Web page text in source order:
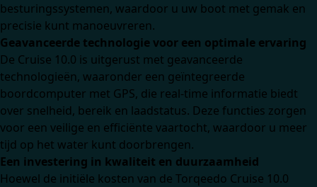
besturingssystemen, waardoor u uw boot met gemak en
precisie kunt manoeuvreren.
Geavanceerde technologie voor een optimale ervaring
De Cruise 10.0 is uitgerust met geavanceerde
technologieën, waaronder een geïntegreerde
boordcomputer met GPS, die real-time informatie biedt
over snelheid, bereik en laadstatus. Deze functies zorgen
voor een veilige en efficiënte vaartocht, waardoor u meer
tijd op het water kunt doorbrengen.
Een investering in kwaliteit en duurzaamheid
Hoewel de initiële kosten van de Torqeedo Cruise 10.0